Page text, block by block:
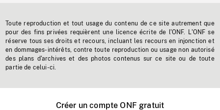
Toute reproduction et tout usage du contenu de ce site autrement que
pour des fins privées requièrent une licence écrite de l'ONF. L'ONF se
réserve tous ses droits et recours, incluant les recours en injonction et
en dommages-intérêts, contre toute reproduction ou usage non autorisé
des plans d'archives et des photos contenus sur ce site ou de toute
partie de celui-ci.
Créer un compte ONF gratuit